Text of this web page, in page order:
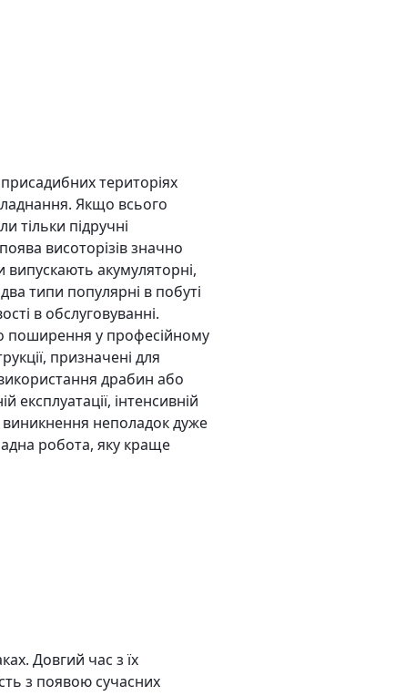
територіях
Якщо всього
тільки підручні
висоторізів значно
випускають акумуляторні,
типи популярні в побуті
в обслуговуванні.
поширення у професійному
призначені для
драбин або
експлуатації, інтенсивній
виникнення неполадок дуже
робота, яку краще
Довгий час з їх
з появою сучасних